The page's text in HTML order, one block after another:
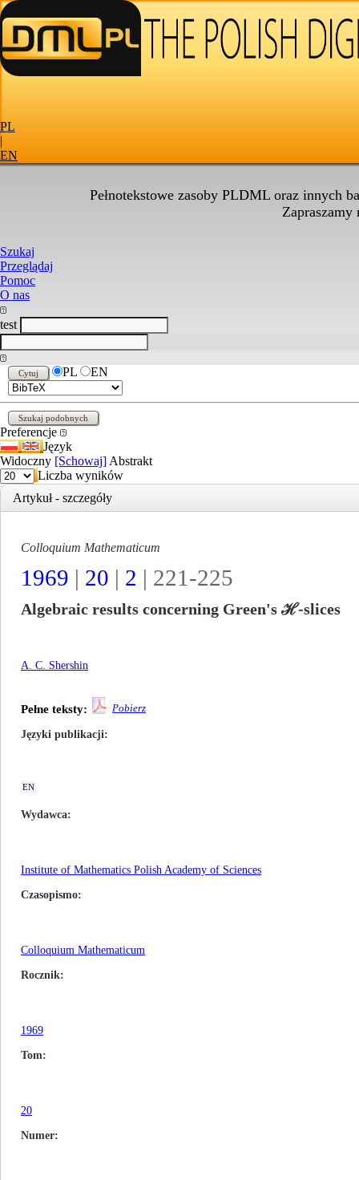
PL
|
EN
Pełnotekstowe zasoby PLDML oraz innych
Zapraszamy
Szukaj
Przeglądaj
Pomoc
O nas
test
PL EN
Preferencje
Język
Widoczny [Schowaj] Abstrakt
Liczba wyników
Artykuł - szczegóły
Colloquium Mathematicum
1969 | 20 | 2 | 221-225
Algebraic results concerning Green's ℋ-slices
A. C. Shershin
Pełne teksty: Pobierz
Języki publikacji
EN
Wydawca
Institute of Mathematics Polish Academy of Sciences
Czasopismo
Colloquium Mathematicum
Rocznik
1969
Tom
20
Numer